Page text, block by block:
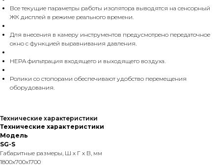
Все текущие параметры работы изолятора выводятся на сенсорный
ЖК дисплей в режиме реального времени.
Для внесения в камеру инструментов предусмотрено передаточное
окно с функцией выравнивания давления.
HEPA фильтрация входящего и выходящего воздуха.
Ролики со стопорами обеспечивают удобство перемещения
оборудования.
Технические характеристики
Технические характеристики
Модель
SG-S
Габаритные размеры, Ш х Г х В, мм
1800x700x1700